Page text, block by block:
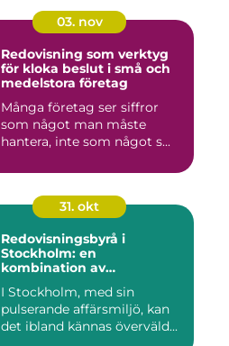
03. nov
Redovisning som verktyg
för kloka beslut i små och
medelstora företag
Många företag ser siffror
som något man måste
hantera, inte som något s...
31. okt
Redovisningsbyrå i
Stockholm: en
kombination av
personlig service
I Stockholm, med sin
pulserande affärsmiljö, kan
det ibland kännas överväld...